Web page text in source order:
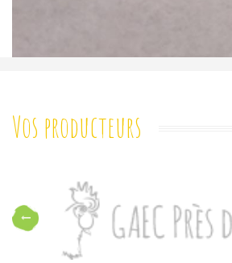
Vos producteurs